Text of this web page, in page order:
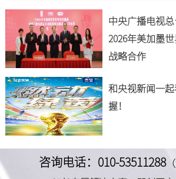
中央广播电视
2026年美加墨
战略合作
和央视新闻一
握！
咨询电话：010-53511288（